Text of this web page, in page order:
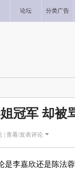
论坛 分类广告
冠军 却被
| 查看/发表评论
李嘉欣还是陈法